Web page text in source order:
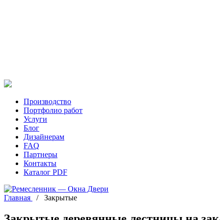
Производство
Портфолио работ
Услуги
Блог
Дизайнерам
FAQ
Партнеры
Контакты
Каталог PDF
Главная / Закрытые